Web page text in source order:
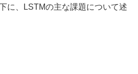
に、LSTMの主な課題について述